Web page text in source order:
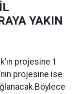
YAKIN
projesine 1
projesine ise